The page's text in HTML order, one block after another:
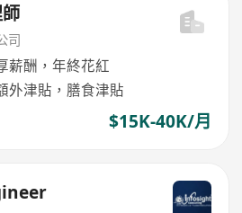
司
薪酬，年終花紅
外津貼，膳食津貼
$15K-40K/月